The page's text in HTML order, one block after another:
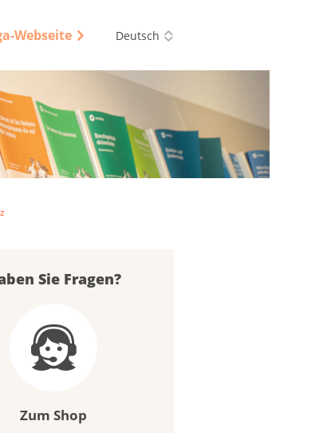
Webseite Deutsch
Sie Fragen?
Zum Shop